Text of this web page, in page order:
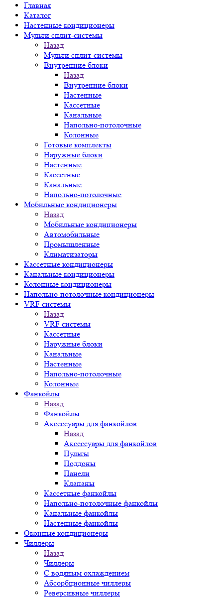
Главная
Каталог
Настенные кондиционеры
Мульти сплит-системы
Назад
Мульти сплит-системы
Внутренние блоки
Назад
Внутренние блоки
Настенные
Кассетные
Канальные
Напольно-потолочные
Колонные
Готовые комплекты
Наружные блоки
Настенные
Кассетные
Канальные
Напольно-потолочные
Мобильные кондиционеры
Назад
Мобильные кондиционеры
Автомобильные
Промышленные
Климатизаторы
Кассетные кондиционеры
Канальные кондиционеры
Колонные кондиционеры
Напольно-потолочные кондиционеры
VRF системы
Назад
VRF системы
Кассетные
Наружные блоки
Канальные
Настенные
Напольно-потолочные
Колонные
Фанкойлы
Назад
Фанкойлы
Аксессуары для фанкойлов
Назад
Аксессуары для фанкойлов
Пульты
Поддоны
Панели
Клапаны
Кассетные фанкойлы
Напольно-потолочные фанкойлы
Канальные фанкойлы
Настенные фанкойлы
Оконные кондиционеры
Чиллеры
Назад
Чиллеры
С водяным охлаждением
Абсорбционные чиллеры
Реверсивные чиллеры